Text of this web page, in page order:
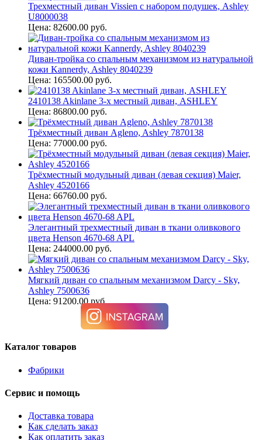
Трехместный диван Vissien с набором подушек, Ashley
U8000038
Цена: 82600.00 руб.
Диван-тройка со спальным механизмом из натуральной
кожи Kannerdy, Ashley 8040239
Цена: 165500.00 руб.
2410138 Akinlane 3-х местный диван, ASHLEY
Цена: 86800.00 руб.
Трёхместный диван Agleno, Ashley 7870138
Цена: 77000.00 руб.
Трёхместный модульный диван (левая секция) Maier,
Ashley 4520166
Цена: 66760.00 руб.
Элегантный трехместный диван в ткани оливкового
цвета Henson 4670-68 APL
Цена: 244000.00 руб.
Мягкий диван со спальным механизмом Darcy - Sky,
Ashley 7500636
Цена: 91200.00 руб.
Каталог товаров
Фабрики
Сервис и помощь
Доставка товара
Как сделать заказ
Как оплатить заказ